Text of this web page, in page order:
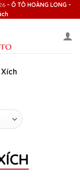
- Ô TÔ HOÀNG LONG -